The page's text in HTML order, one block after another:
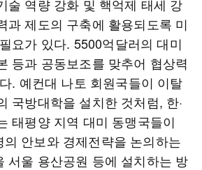
술 역량 강화 및 핵억제 태세 강
과 제도의 구축에 활용되도록 미
요가 있다. 5500억달러의 대미
등과 공동보조를 맞추어 협상력
. 예컨대 나토 회원국들이 이탈
국방대학을 설치한 것처럼, 한·
태평양 지역 대미 동맹국들이
안보와 경제전략을 논의하는
서울 용산공원 등에 설치하는 방